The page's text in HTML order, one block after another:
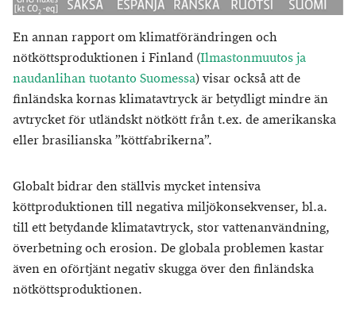
En annan rapport om klimatförändringen och
nötköttsproduktionen i Finland (Ilmastonmuutos ja
naudanlihan tuotanto Suomessa) visar också att de
finländska kornas klimatavtryck är betydligt mindre än
avtrycket för utländskt nötkött från t.ex. de amerikanska
eller brasilianska ”köttfabrikerna”.
Globalt bidrar den ställvis mycket intensiva
köttproduktionen till negativa miljökonsekvenser, bl.a.
till ett betydande klimatavtryck, stor vattenanvändning,
överbetning och erosion. De globala problemen kastar
även en oförtjänt negativ skugga över den finländska
nötköttsproduktionen.